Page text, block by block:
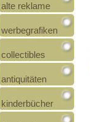
alte reklame
werbegrafiken
collectibles
antiquitäten
kinderbücher